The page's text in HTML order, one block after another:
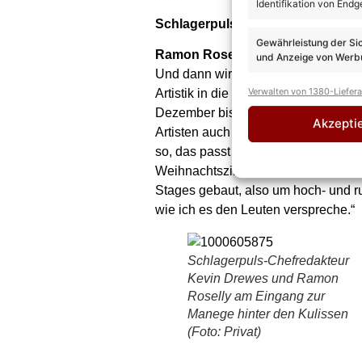
Identifikation von
Gewährleistung der
und Anzeige von
Verwalten von 1380-
Schlagerpuls.com: Wie lange
Ramon Roselly:
„Die Show-
Und dann wird sich natürlich
Artistik in die Show mit einbauen
Dezember bis Anfang Januar hier
Artisten auch wirklich live
so, das passt perfekt in die Show‘.
Weihnachtszirkus-Zeit bis zum
Stages gebaut, also um hoch- und
wie ich es den Leuten verspreche.“
Schlagerpuls-Chefredakteur
Kevin Drewes und Ramon
Roselly am Eingang zur
Manege hinter den Kulissen
(Foto: Privat)